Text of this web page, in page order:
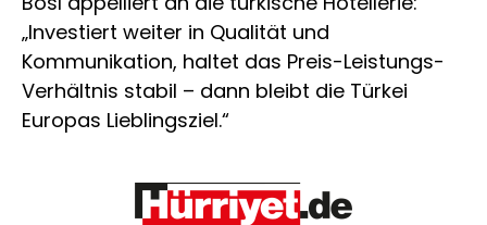
„Investiert weiter in Qualität und
Kommunikation, haltet das Preis-Leistungs-
Verhältnis stabil – dann bleibt die Türkei
Europas Lieblingsziel.“